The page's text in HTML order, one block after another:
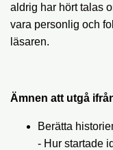
aldrig har hört talas
vara personlig och
läsaren.
Ämnen att utgå
Berätta
- Hur startade